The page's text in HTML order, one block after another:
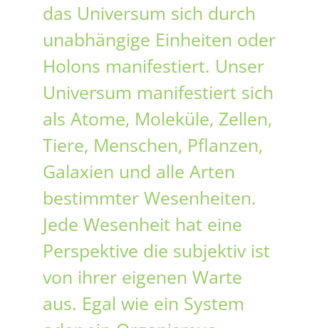
das Universum sich durch
unabhängige Einheiten oder
Holons manifestiert. Unser
Universum manifestiert sich
als Atome, Moleküle, Zellen,
Tiere, Menschen, Pflanzen,
Galaxien und alle Arten
bestimmter Wesenheiten.
Jede Wesenheit hat eine
Perspektive die subjektiv ist
von ihrer eigenen Warte
aus. Egal wie ein System